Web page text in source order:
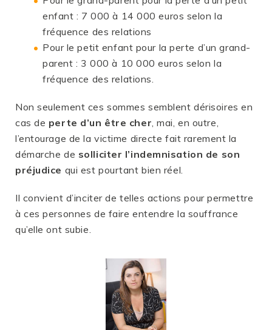
enfant : 7 000 à 14 000 euros selon la
fréquence des relations
Pour le petit enfant pour la perte d’un grand-
parent : 3 000 à 10 000 euros selon la
fréquence des relations.
Non seulement ces sommes semblent dérisoires en
cas de perte d’un être cher, mai, en outre,
l’entourage de la victime directe fait rarement la
démarche de solliciter l’indemnisation de son
préjudice qui est pourtant bien réel.
Il convient d’inciter de telles actions pour permettre
à ces personnes de faire entendre la souffrance
qu’elle ont subie.